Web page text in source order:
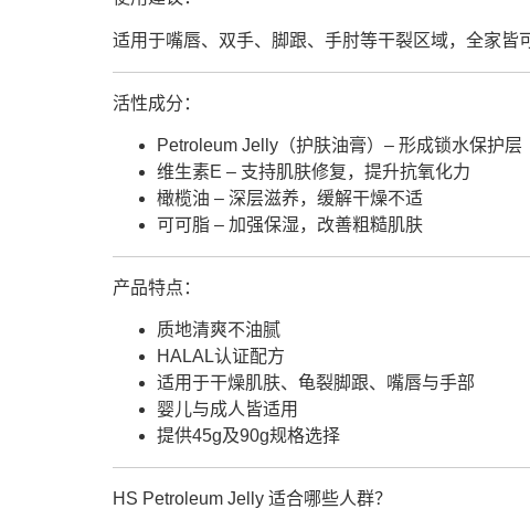
适用于嘴唇、双手、脚跟、手肘等干裂区域，全家皆
活性成分：
Petroleum Jelly（护肤油膏）– 形成锁水保护层
维生素E – 支持肌肤修复，提升抗氧化力
橄榄油 – 深层滋养，缓解干燥不适
可可脂 – 加强保湿，改善粗糙肌肤
产品特点：
质地清爽不油腻
HALAL认证配方
适用于干燥肌肤、龟裂脚跟、嘴唇与手部
婴儿与成人皆适用
提供45g及90g规格选择
HS Petroleum Jelly 适合哪些人群？